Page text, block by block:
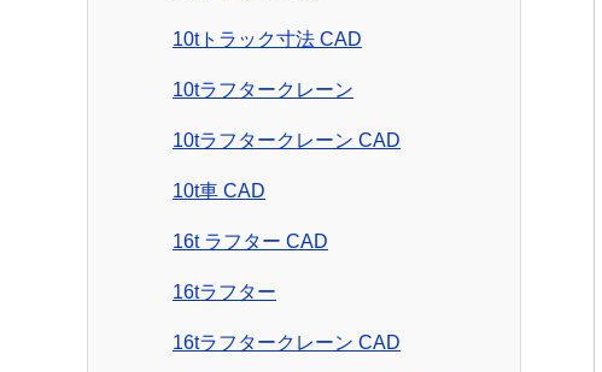
10tトラック寸法 CAD
10tラフタークレーン
10tラフタークレーン CAD
10t車 CAD
16t ラフター CAD
16tラフター
16tラフタークレーン CAD